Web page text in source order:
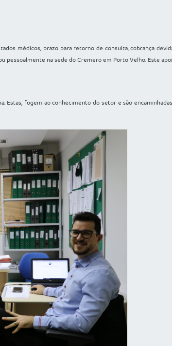
médicos, prazo para retorno de consulta, cobrança
pessoalmente na sede do Cremero em Porto Velho. Este
fogem ao conhecimento do setor e são